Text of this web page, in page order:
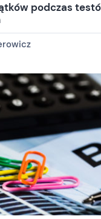
podczas